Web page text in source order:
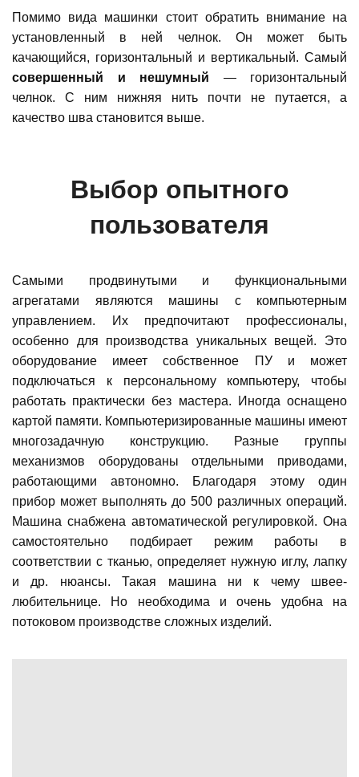
Помимо вида машинки стоит обратить внимание на
установленный в ней челнок. Он может быть
качающийся, горизонтальный и вертикальный. Самый
совершенный и нешумный — горизонтальный
челнок. С ним нижняя нить почти не путается, а
качество шва становится выше.
Выбор опытного
пользователя
Самыми продвинутыми и функциональными
агрегатами являются машины с компьютерным
управлением. Их предпочитают профессионалы,
особенно для производства уникальных вещей. Это
оборудование имеет собственное ПУ и может
подключаться к персональному компьютеру, чтобы
работать практически без мастера. Иногда оснащено
картой памяти. Компьютеризированные машины имеют
многозадачную конструкцию. Разные группы
механизмов оборудованы отдельными приводами,
работающими автономно. Благодаря этому один
прибор может выполнять до 500 различных операций.
Машина снабжена автоматической регулировкой. Она
самостоятельно подбирает режим работы в
соответствии с тканью, определяет нужную иглу, лапку
и др. нюансы. Такая машина ни к чему швее-
любительнице. Но необходима и очень удобна на
потоковом производстве сложных изделий.